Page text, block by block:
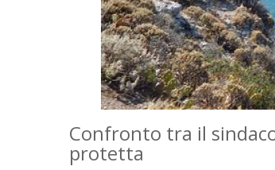
Confronto tra il
protetta